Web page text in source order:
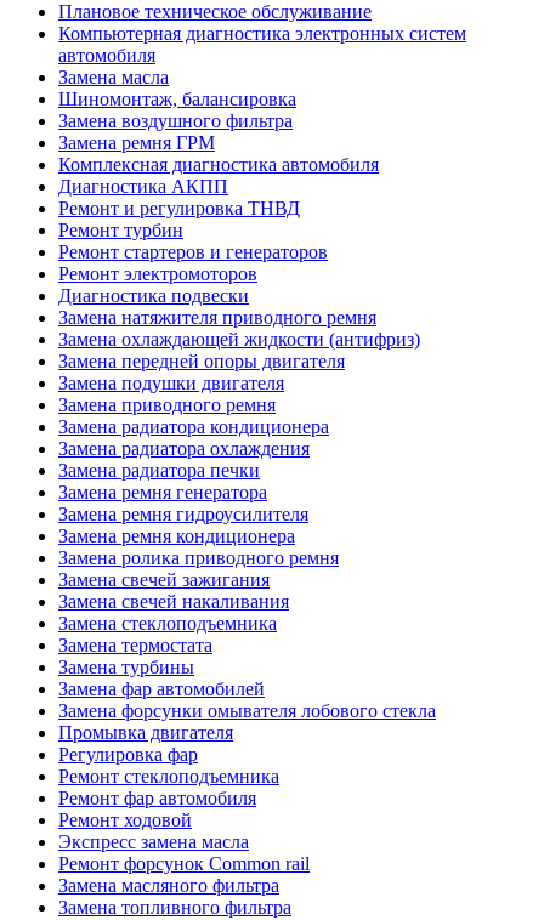
Плановое техническое обслуживание
Компьютерная диагностика электронных систем
автомобиля
Замена масла
Шиномонтаж, балансировка
Замена воздушного фильтра
Замена ремня ГРМ
Комплексная диагностика автомобиля
Диагностика АКПП
Ремонт и регулировка ТНВД
Ремонт турбин
Ремонт стартеров и генераторов
Ремонт электромоторов
Диагностика подвески
Замена натяжителя приводного ремня
Замена охлаждающей жидкости (антифриз)
Замена передней опоры двигателя
Замена подушки двигателя
Замена приводного ремня
Замена радиатора кондиционера
Замена радиатора охлаждения
Замена радиатора печки
Замена ремня генератора
Замена ремня гидроусилителя
Замена ремня кондиционера
Замена ролика приводного ремня
Замена свечей зажигания
Замена свечей накаливания
Замена стеклоподъемника
Замена термостата
Замена турбины
Замена фар автомобилей
Замена форсунки омывателя лобового стекла
Промывка двигателя
Регулировка фар
Ремонт стеклоподъемника
Ремонт фар автомобиля
Ремонт ходовой
Экспресс замена масла
Ремонт форсунок Common rail
Замена масляного фильтра
Замена топливного фильтра